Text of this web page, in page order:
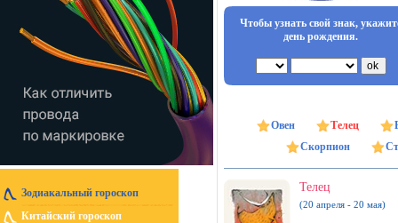
Зодиакальный гороскоп
Китайский гороскоп
Чтобы узнать свой знак,
день рождения.
Овен Телец
Скорпион
Телец
(20 апреля - 20 мая)